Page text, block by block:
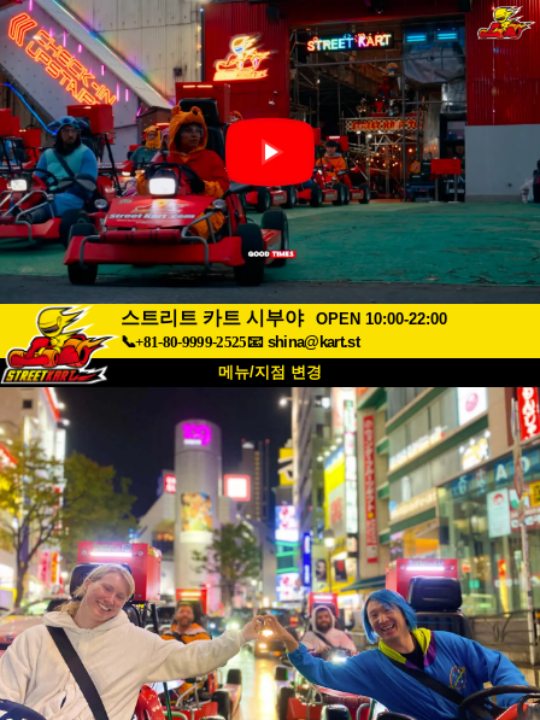
스트리트 카트 시부야
OPEN 10:00-22:00
📞+81-80-9999-2525📧 shina@kart.st
메뉴/지점 변경
최상단
소개 사양 가격
접근성 고객 리뷰 자주 묻는 질문
회사 정보 예약
지점 변경
도쿄 시나가와 #1 도쿄 아키하바라#1
도쿄 아키하바라#2 도쿄 시부야
도쿄 시부야 애넥스 도쿄 베이